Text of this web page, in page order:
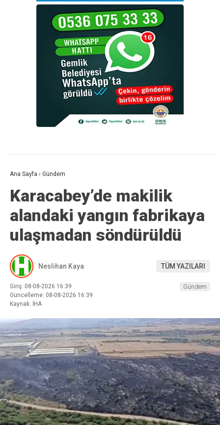
Ana Sayfa › Gündem
Karacabey’de makilik
alandaki yangın fabrikaya
ulaşmadan söndürüldü
Neslihan Kaya TÜM YAZILARI
Giriş: 08-08-2026 16:39
Güncelleme: 08-08-2026 16:39
Kaynak: İHA
Gündem